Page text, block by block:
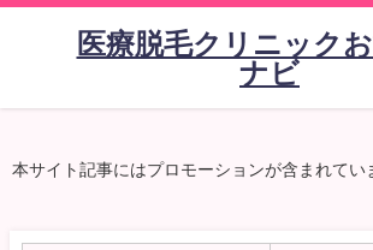
医療脱毛クリニック
ナビ
本サイト記事にはプロモーションが含まれてい